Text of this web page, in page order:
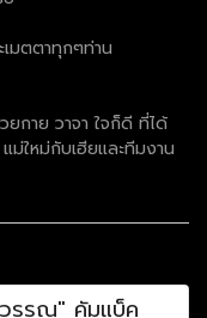
มตตาทุกๆท่าน
ยกาย วาจา ใจก็ดี ที่ได้
ม่ใหม่กับเฮียและทีมงาน
รรณ" คัมแบ็ค